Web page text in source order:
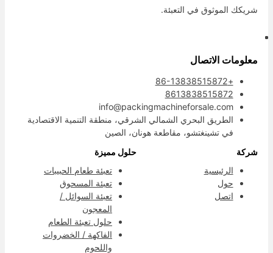
شريكك الموثوق في التعبئة.
معلومات الاتصال
8613838515872
info@packingmachineforsale.com
الطريق البحري الشمالي الشرقي، منطقة التنمية الاقتصادية
في تشينغتشو، مقاطعة هونان، الصين
شركة
الرئيسية
حول
اتصل
حلول مميزة
تعبئة طعام الحبيبات
تعبئة المسحوق
تعبئة السوائل /
المعجون
حلول تعبئة الطعام
الفاكهة / الخضروات
واللحوم